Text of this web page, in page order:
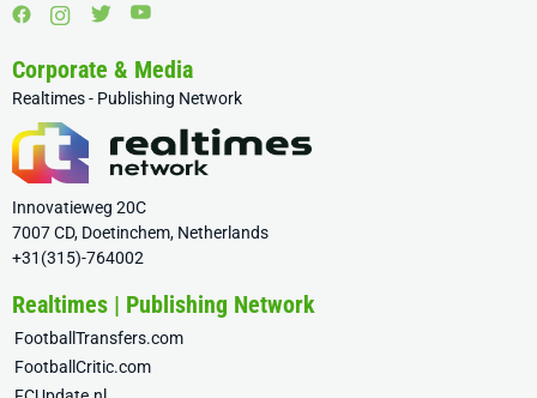
Corporate & Media
Realtimes - Publishing Network
Innovatieweg 20C
7007 CD, Doetinchem, Netherlands
+31(315)-764002
Realtimes | Publishing Network
FootballTransfers.com
FootballCritic.com